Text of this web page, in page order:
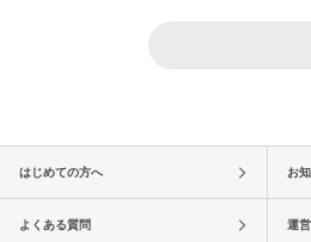
はじめての方へ お
よくある質問 運